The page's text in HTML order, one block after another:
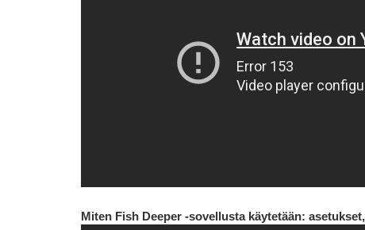
Miten Fish Deeper -sovellusta käytetään: